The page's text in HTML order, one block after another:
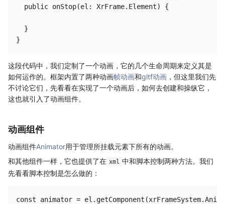
  public onStop(el: XrFrame.Element) {
  }
这段代码中，我们定制了一个动画，它的几个生命周期来定义其是
如何运作的。框架内置了两种动画帧动画和gltf动画 ，但这里我们先
不讨论它们，先看看在实现了一个动画后，如何去创建和操纵它，
这也就引入了动画组件。
动画组件
动画组件Animator用于管理所挂载元素下所有的动画。
和其他组件一样，它也提供了在 xml 中和脚本控制两种方法。我们
先看看脚本控制是怎么做的：
const animator =